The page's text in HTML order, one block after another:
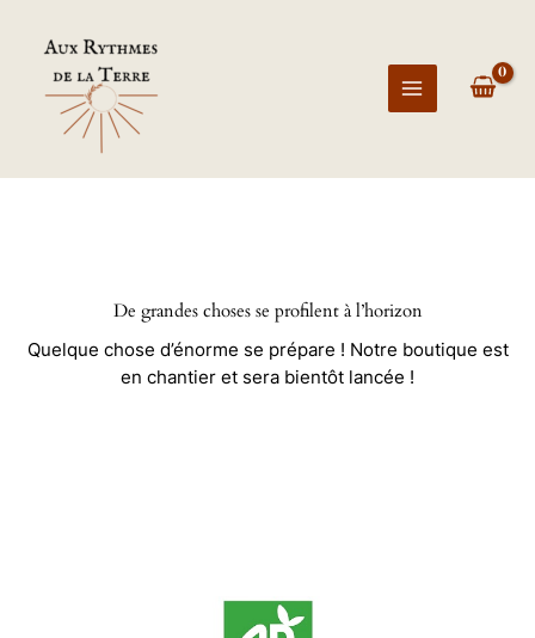
contenu
Menu
De grandes choses se profilent à l’horizon
Quelque chose d’énorme se prépare ! Notre boutique est
en chantier et sera bientôt lancée !